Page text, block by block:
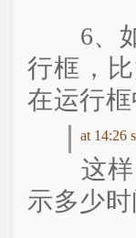
6、如
行框，
在运行框
at 14:26
这样一
示多少